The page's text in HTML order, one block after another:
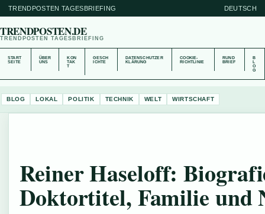
TRENDPOSTEN TAGESBRIEFING DEUTSCH
TRENDPOSTEN.DE
TRENDPOSTEN TAGESBRIEFING
START
SEITE
ÜBER
UNS
KON
TAK
T
GESCH
ICHTE
DATENSCHUTZER
KLÄRUNG
COOKIE-
RICHTLINIE
RUND
BRIEF
B
O
G
BLOG LOKAL POLITIK TECHNIK WELT WIRTSCHAFT
Reiner Haseloff:
Doktortitel, Familie und